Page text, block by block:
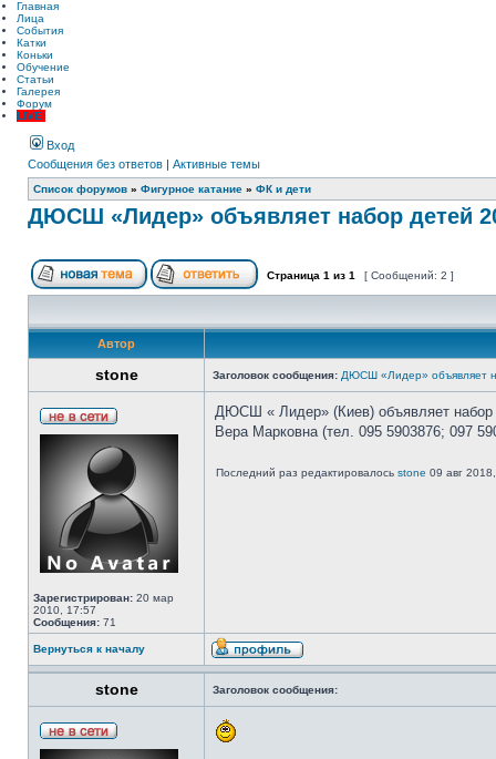
Главная
Лица
События
Катки
Коньки
Обучение
Статьи
Галерея
Форум
LIVE!
Вход
Сообщения без ответов | Активные темы
Список форумов » Фигурное катание » ФК и дети
ДЮСШ «Лидер» объявляет набор детей
Страница 1 из 1 [ Сообщений: 2 ]
Автор
stone Заголовок сообщения: ДЮСШ «Лидер» объявляет
Зарегистрирован: 20 мар
2010, 17:57
Сообщения: 71
ДЮСШ « Лидер» (Киев) объявляет набор
Вера Марковна (тел. 095 5903876; 097
Последний раз редактировалось stone 09 авг
Вернуться к началу
stone Заголовок сообщения: